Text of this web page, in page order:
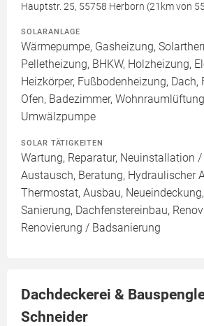
Hauptstr. 25, 55758 Herborn (21km von
SOLARANLAGE
Wärmepumpe, Gasheizung,
Pelletheizung, BHKW, Holzheizung,
Heizkörper, Fußbodenheizung, Dach,
Ofen, Badezimmer,
Umwälzpumpe
SOLAR TÄTIGKEITEN
Wartung, Reparatur, Neuinstallation /
Austausch, Beratung, Hydraulischer
Thermostat, Ausbau,
Sanierung, Dachfenstereinbau,
Renovierung / Badsanierung
Dachdeckerei &
Schneider